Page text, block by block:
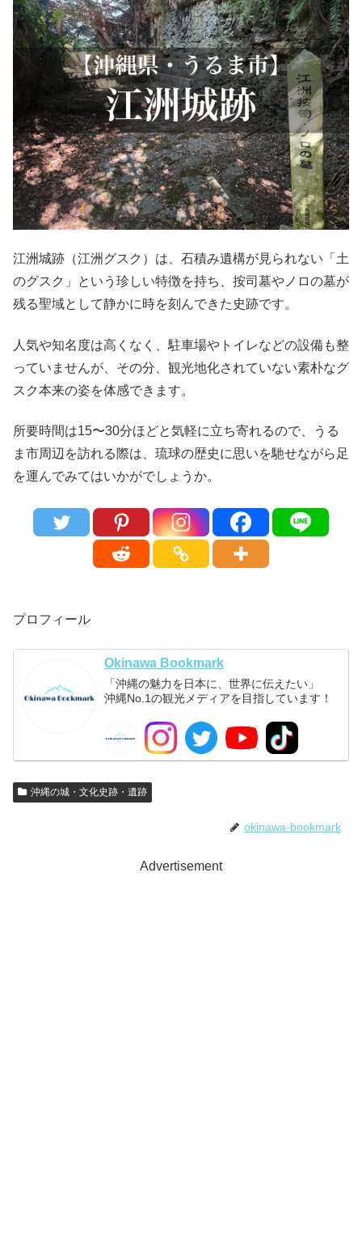
江洲城跡（江洲グスク）は、石積み遺構が見られない「土
のグスク」という珍しい特徴を持ち、按司墓やノロの墓が
残る聖域として静かに時を刻んできた史跡です。
人気や知名度は高くなく、駐車場やトイレなどの設備も整
っていませんが、その分、観光地化されていない素朴なグ
スク本来の姿を体感できます。
所要時間は15〜30分ほどと気軽に立ち寄れるので、うる
ま市周辺を訪れる際は、琉球の歴史に思いを馳せながら足
を運んでみてはいかがでしょうか。
プロフィール
Okinawa Bookmark
「沖縄の魅力を日本に、世界に伝えたい」
沖縄No.1の観光メディアを目指しています！
沖縄の城・文化史跡・遺跡
okinawa-bookmark
Advertisement